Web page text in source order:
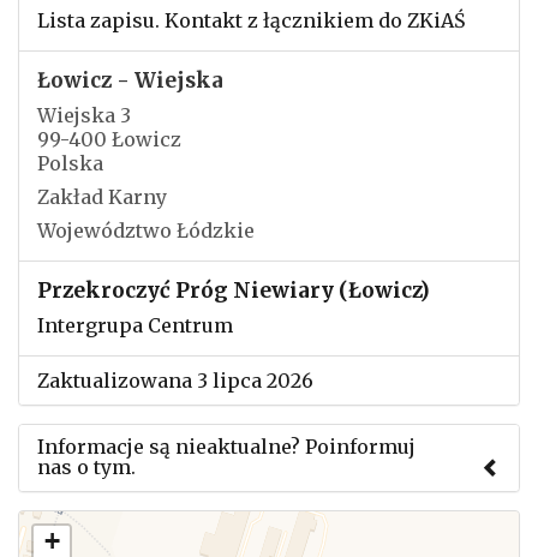
Lista zapisu. Kontakt z łącznikiem do ZKiAŚ
Łowicz - Wiejska
Wiejska 3
99-400 Łowicz
Polska
Zakład Karny
Województwo Łódzkie
Przekroczyć Próg Niewiary (Łowicz)
Intergrupa Centrum
Zaktualizowana 3 lipca 2026
Informacje są nieaktualne? Poinformuj
nas o tym.
Użyj tego formularza aby przesłać informację o
+